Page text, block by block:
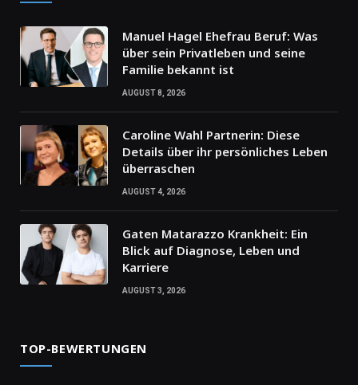
Manuel Hagel Ehefrau Beruf: Was
über sein Privatleben und seine
Familie bekannt ist
AUGUST 8, 2026
Caroline Wahl Partnerin: Diese
Details über ihr persönliches Leben
überraschen
AUGUST 4, 2026
Gaten Matarazzo Krankheit: Ein
Blick auf Diagnose, Leben und
Karriere
AUGUST 3, 2026
TOP-BEWERTUNGEN